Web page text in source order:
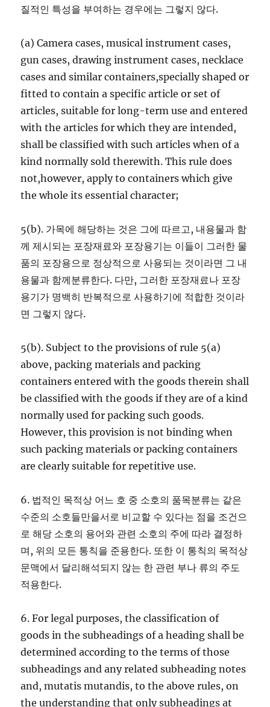
질적인 특성을 부여하는 경우에는 그렇지 않다.
(a) Camera cases, musical instrument cases,
gun cases, drawing instrument cases, necklace
cases and similar containers,specially shaped or
fitted to contain a specific article or set of
articles, suitable for long-term use and entered
with the articles for which they are intended,
shall be classified with such articles when of a
kind normally sold therewith. This rule does
not,however, apply to containers which give
the whole its essential character;
5(b). 가목에 해당하는 것은 그에 따르고, 내용물과 함
께 제시되는 포장재료와 포장용기는 이들이 그러한 물
품의 포장용으로 정상적으로 사용되는 것이라면 그 내
용물과 함께분류한다. 다만, 그러한 포장재료나 포장
용기가 명백히 반복적으로 사용하기에 적합한 것이라
면 그렇지 않다.
5(b). Subject to the provisions of rule 5(a)
above, packing materials and packing
containers entered with the goods therein shall
be classified with the goods if they are of a kind
normally used for packing such goods.
However, this provision is not binding when
such packing materials or packing containers
are clearly suitable for repetitive use.
6. 법적인 목적상 어느 호 중 소호의 품목분류는 같은
수준의 소호들만을서로 비교할 수 있다는 점을 조건으
로 해당 소호의 용어와 관련 소호의 주에 따라 결정하
며, 위의 모든 통칙을 준용한다. 또한 이 통칙의 목적상
문맥에서 달리해석되지 않는 한 관련 부나 류의 주도
적용한다.
6. For legal purposes, the classification of
goods in the subheadings of a heading shall be
determined according to the terms of those
subheadings and any related subheading notes
and, mutatis mutandis, to the above rules, on
the understanding that only subheadings at